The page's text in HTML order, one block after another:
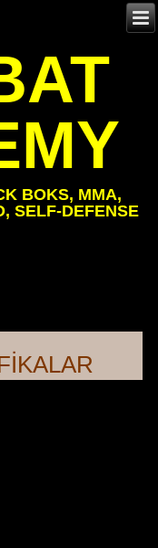
BOKS, MMA,
SELF-DEFENSE